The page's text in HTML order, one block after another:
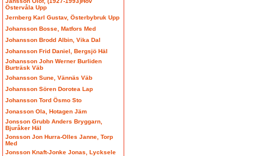
Östervåla Upp
Jernberg Karl Gustav, Österbybruk Upp
Johansson Bosse, Matfors Med
Johansson Brodd Albin, Vika Dal
Johansson Frid Daniel, Bergsjö Häl
Johansson John Werner Burliden
Burträsk Väb
Johansson Sune, Vännäs Väb
Johansson Sören Dorotea Lap
Johansson Tord Ösmo Sto
Jonasson Ola, Hotagen Jäm
Jonsson Grubb Anders Bryggarn,
Bjuråker Häl
Jonsson Jon Hurra-Olles Janne, Torp
Med
Jonsson Knaft-Jonke Jonas, Lycksele